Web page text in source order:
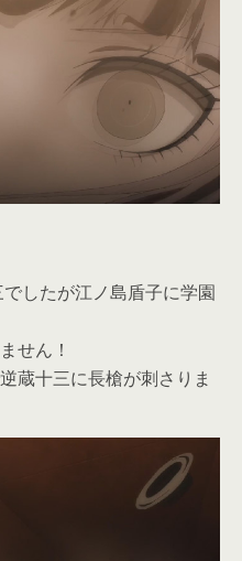
したが江ノ島盾子に学園
せん！
蔵十三に長槍が刺さりま